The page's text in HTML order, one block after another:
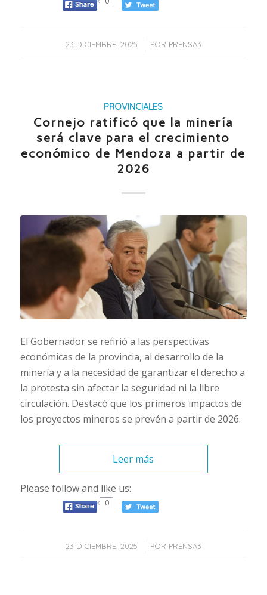
23 DICIEMBRE, 2025
/ POR PRENSA3
PROVINCIALES
Cornejo ratificó que la minería
será clave para el crecimiento
económico de Mendoza a partir de
2026
El Gobernador se refirió a las perspectivas
económicas de la provincia, al desarrollo de la
minería y a la necesidad de garantizar el derecho a
la protesta sin afectar la seguridad ni la libre
circulación. Destacó que los primeros impactos de
los proyectos mineros se prevén a partir de 2026.
Leer más
Please follow and like us:
0
23 DICIEMBRE, 2025
/ POR PRENSA3